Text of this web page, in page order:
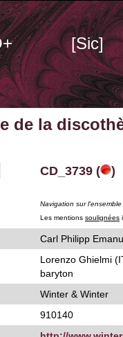
[Sic]
de la
CD_3739 ( )
Navigation sur
Les mentions soulignées
Carl
Lorenzo Ghielmi
baryton
Winter & Winter
910140